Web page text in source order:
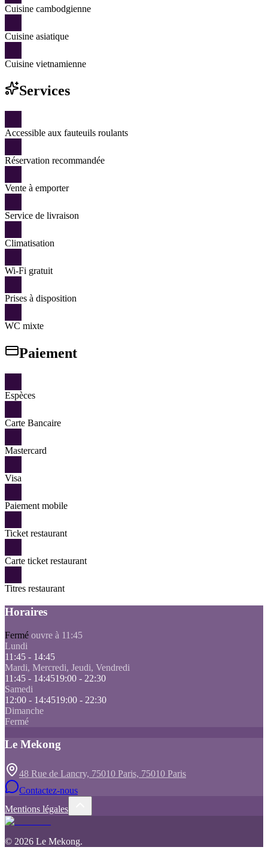
Cuisine cambodgienne
Cuisine asiatique
Cuisine vietnamienne
Services
Accessible aux fauteuils roulants
Réservation recommandée
Vente à emporter
Service de livraison
Climatisation
Wi-Fi gratuit
Prises à disposition
WC mixte
Paiement
Espèces
Carte Bancaire
Mastercard
Visa
Paiement mobile
Ticket restaurant
Carte ticket restaurant
Titres restaurant
Horaires
Fermé ouvre à 11:45
Lundi
11:45 - 14:45
Mardi, Mercredi, Jeudi, Vendredi
11:45 - 14:4519:00 - 22:30
Samedi
12:00 - 14:4519:00 - 22:30
Dimanche
Fermé
Le Mekong
48 Rue de Lancry, 75010 Paris, 75010 Paris
Contactez-nous
Mentions légales
© 2026 Le Mekong.